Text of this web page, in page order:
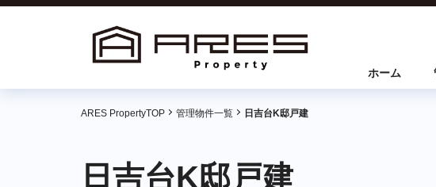
ホーム
ARES PropertyTOP 管理物件一覧 日吉台K邸戸建
日吉台K邸戸建